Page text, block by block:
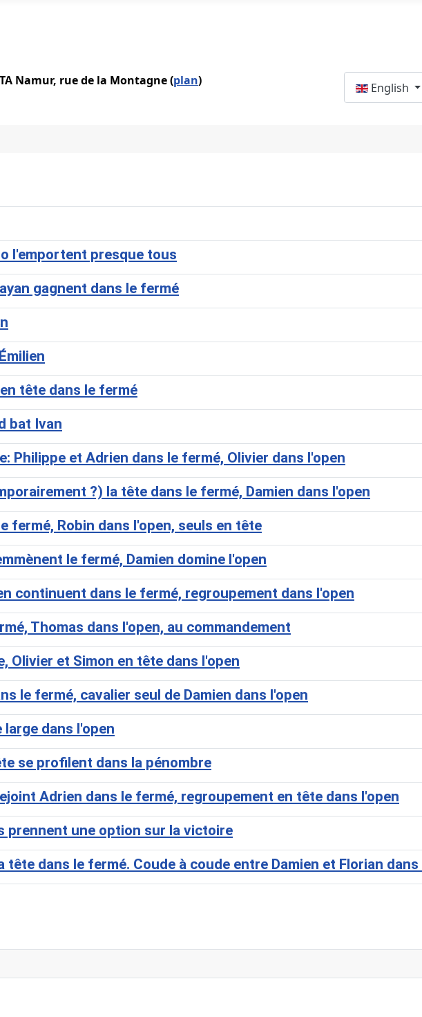
Namur, rue de la Montagne (plan) English
l'emportent presque tous
gagnent dans le fermé
tête dans le fermé
bat Ivan
Philippe et Adrien dans le fermé, Olivier dans l'open
?) la tête dans le fermé, Damien dans l'open
fermé, Robin dans l'open, seuls en tête
le fermé, Damien domine l'open
continuent dans le fermé, regroupement dans l'open
Thomas dans l'open, au commandement
Olivier et Simon en tête dans l'open
le fermé, cavalier seul de Damien dans l'open
large dans l'open
se profilent dans la pénombre
Adrien dans le fermé, regroupement en tête dans l'open
prennent une option sur la victoire
tête dans le fermé. Coude à coude entre Damien et Florian dans